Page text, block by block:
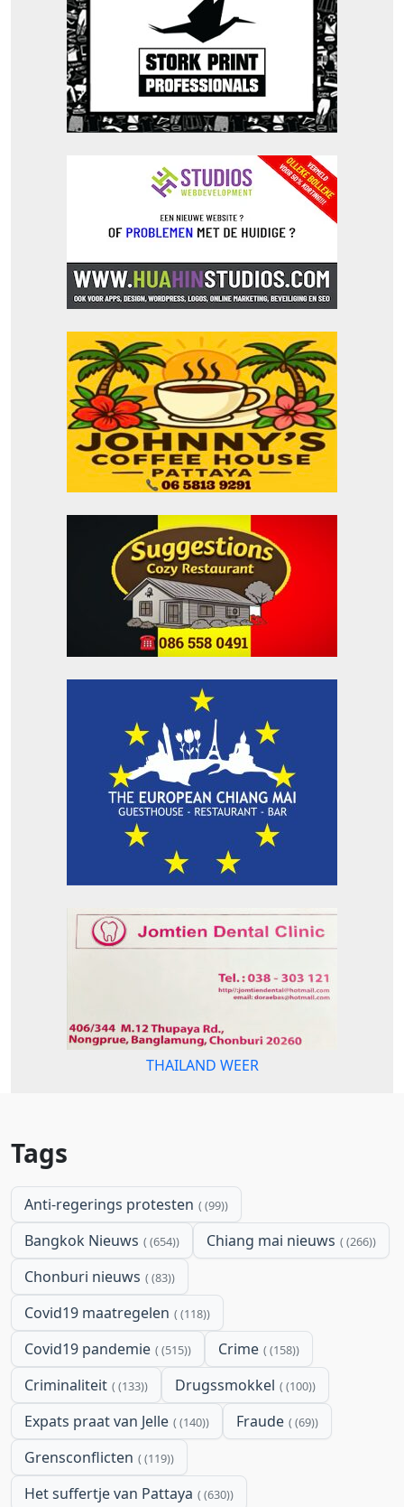
THAILAND WEER
Tags
Anti-regerings protesten (99)
Bangkok Nieuws (654) Chiang mai nieuws (266)
Chonburi nieuws (83)
Covid19 maatregelen (118)
Covid19 pandemie (515) Crime (158)
Criminaliteit (133) Drugssmokkel (100)
Expats praat van Jelle (140) Fraude (69)
Grensconflicten (119)
Het suffertje van Pattaya (630)